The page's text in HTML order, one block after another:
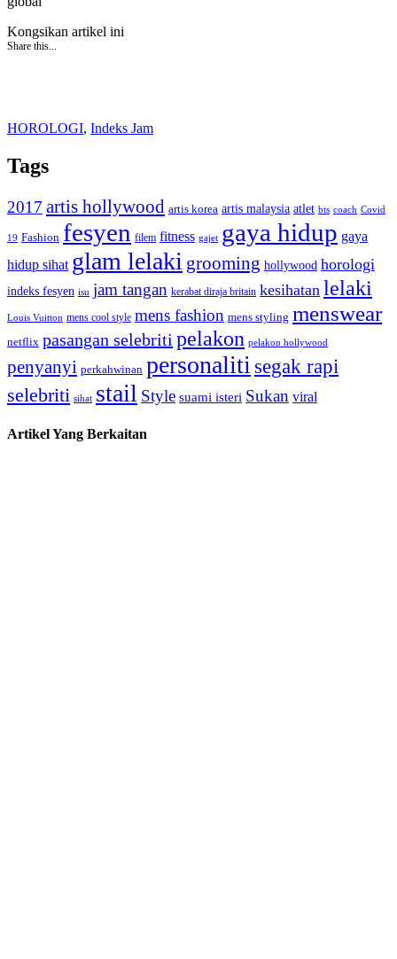
Kongsikan artikel ini
Share this...
HOROLOGI, Indeks Jam
Tags
2017 artis hollywood artis korea artis malaysia atlet bts coach Covid
19 Fashion fesyen filem fitness gajet gaya hidup gaya
hidup sihat glam lelaki grooming hollywood horologi
indeks fesyen isu jam tangan kerabat diraja britain kesihatan lelaki
Louis Vuitton mens cool style mens fashion mens styling menswear
netflix pasangan selebriti pelakon pelakon hollywood
penyanyi perkahwinan personaliti segak rapi
selebriti sihat stail Style suami isteri Sukan viral
Artikel Yang Berkaitan